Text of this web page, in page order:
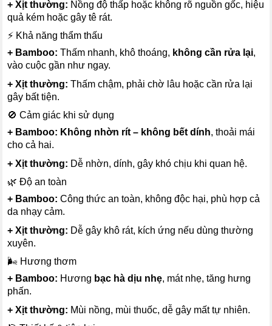
+ Xịt thường: Nồng độ thấp hoặc không rõ nguồn gốc, hiệu
quả kém hoặc gây tê rát.
⚡ Khả năng thẩm thấu
+ Bamboo: Thấm nhanh, khô thoáng, không cần rửa lại,
vào cuộc gần như ngay.
+ Xịt thường: Thấm chậm, phải chờ lâu hoặc cần rửa lại
gây bất tiện.
🚫 Cảm giác khi sử dụng
+ Bamboo: Không nhờn rít – không bết dính, thoải mái
cho cả hai.
+ Xịt thường: Dễ nhờn, dính, gây khó chịu khi quan hệ.
🌿 Độ an toàn
+ Bamboo: Công thức an toàn, không độc hại, phù hợp cả
da nhạy cảm.
+ Xịt thường: Dễ gây khô rát, kích ứng nếu dùng thường
xuyên.
🌬 Hương thơm
+ Bamboo: Hương bạc hà dịu nhẹ, mát nhẹ, tăng hưng
phấn.
+ Xịt thường: Mùi nồng, mùi thuốc, dễ gây mất tự nhiên.